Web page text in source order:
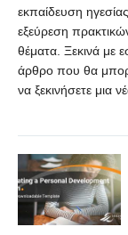
εκπαίδευση
εξεύρεση
θέματα. Ξεκινά με
άρθρο που θα
να ξεκινήσετε μια